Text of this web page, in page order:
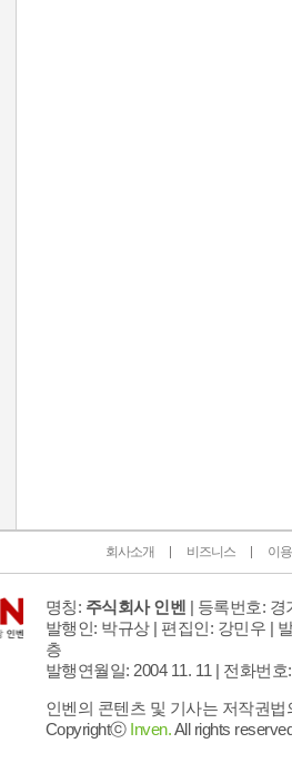
회사소개 비즈니스 이
명칭: 주식회사 인벤 | 등록번호: 경
발행인: 박규상 | 편집인: 강민우 |
층
발행연월일: 2004 11. 11 | 전화번호
인벤의 콘텐츠 및 기사는 저작권
Copyrightⓒ Inven.All rights